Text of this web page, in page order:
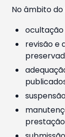
No âmbito
ocultação
revisão e